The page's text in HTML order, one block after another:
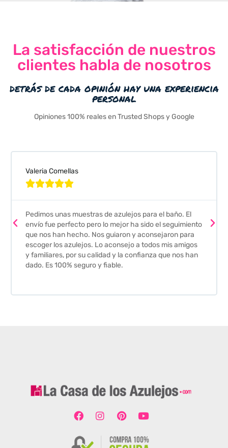
La satisfacción de nuestros
clientes habla de nosotros
detrás de cada opinión hay una experiencia
personal
Opiniones 100% reales en Trusted Shops y Google
Valeria Comellas

Pedimos unas muestras de azulejos para el baño. El
envío fue perfecto pero lo mejor ha sido el seguimiento
que nos han hecho. Nos guiaron y aconsejaron para
escoger los azulejos. Lo aconsejo a todos mis amigos
y familiares, por su calidad y la confianza que nos han
dado. Es 100% seguro y fiable.